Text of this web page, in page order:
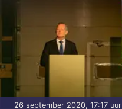
26 september 2020, 17:17 uur